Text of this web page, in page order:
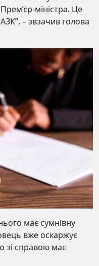
міністра. Це
– звзачив голова
має сумнівну
вже оскаржує
зі справою має